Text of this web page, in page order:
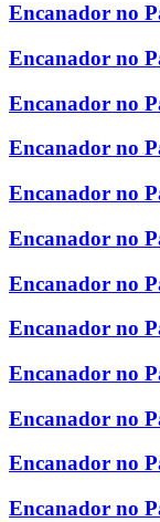
Encanador no
Encanador no
Encanador no
Encanador no
Encanador no
Encanador no
Encanador no
Encanador no
Encanador no
Encanador no
Encanador no
Encanador no